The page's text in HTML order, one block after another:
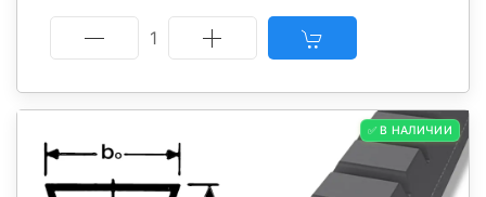
1
✅ В НАЛИЧИИ